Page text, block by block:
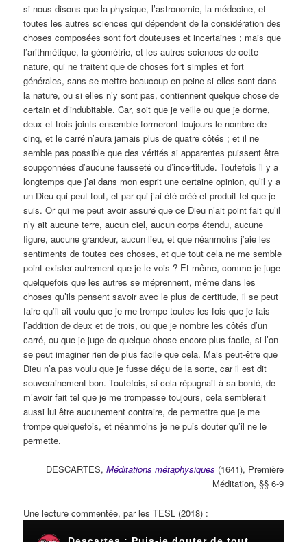
si nous disons que la physique, l’astronomie, la médecine, et
toutes les autres sciences qui dépendent de la considération des
choses composées sont fort douteuses et incertaines ; mais que
l’arithmétique, la géométrie, et les autres sciences de cette
nature, qui ne traitent que de choses fort simples et fort
générales, sans se mettre beaucoup en peine si elles sont dans
la nature, ou si elles n’y sont pas, contiennent quelque chose de
certain et d’indubitable. Car, soit que je veille ou que je dorme,
deux et trois joints ensemble formeront toujours le nombre de
cinq, et le carré n’aura jamais plus de quatre côtés ; et il ne
semble pas possible que des vérités si apparentes puissent être
soupçonnées d’aucune fausseté ou d’incertitude. Toutefois il y a
longtemps que j’ai dans mon esprit une certaine opinion, qu’il y a
un Dieu qui peut tout, et par qui j’ai été créé et produit tel que je
suis. Or qui me peut avoir assuré que ce Dieu n’ait point fait qu’il
n’y ait aucune terre, aucun ciel, aucun corps étendu, aucune
figure, aucune grandeur, aucun lieu, et que néanmoins j’aie les
sentiments de toutes ces choses, et que tout cela ne me semble
point exister autrement que je le vois ? Et même, comme je juge
quelquefois que les autres se méprennent, même dans les
choses qu’ils pensent savoir avec le plus de certitude, il se peut
faire qu’il ait voulu que je me trompe toutes les fois que je fais
l’addition de deux et de trois, ou que je nombre les côtés d’un
carré, ou que je juge de quelque chose encore plus facile, si l’on
se peut imaginer rien de plus facile que cela. Mais peut-être que
Dieu n’a pas voulu que je fusse déçu de la sorte, car il est dit
souverainement bon. Toutefois, si cela répugnait à sa bonté, de
m’avoir fait tel que je me trompasse toujours, cela semblerait
aussi lui être aucunement contraire, de permettre que je me
trompe quelquefois, et néanmoins je ne puis douter qu’il ne le
permette.
DESCARTES, Méditations métaphysiques (1641), Première
Méditation, §§ 6-9
Une lecture commentée, par les TESL (2018) :